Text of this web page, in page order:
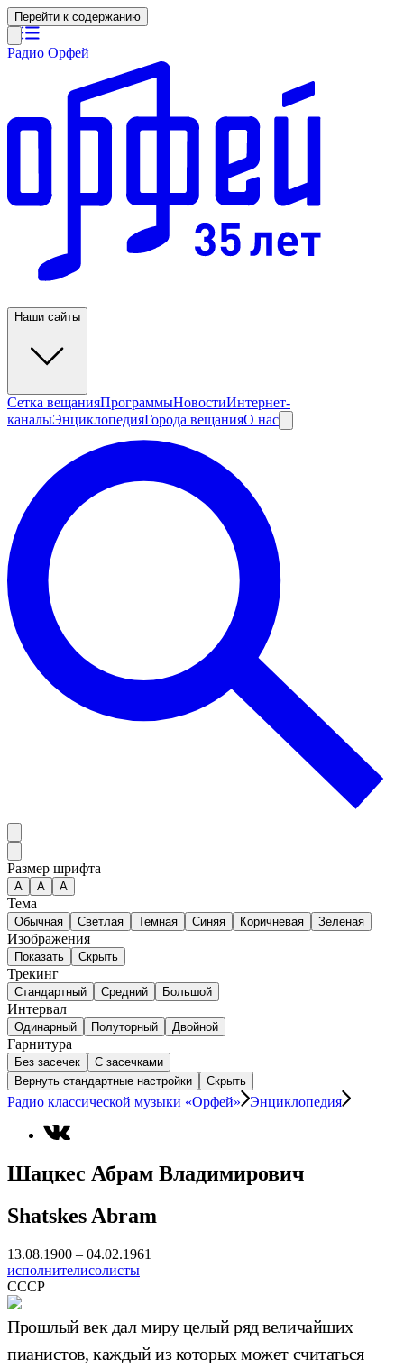
Перейти к содержанию
Радио Орфей
Наши сайты
Сетка вещанияПрограммыНовостиИнтернет-
каналыЭнциклопедияГорода вещанияО нас
Размер шрифта
А A A
Тема
Обычная Светлая Темная Синяя Коричневая Зеленая
Изображения
Показать Скрыть
Трекинг
Стандартный Средний Большой
Интервал
Одинарный Полуторный Двойной
Гарнитура
Без засечек
С засечками
Вернуть стандартные настройки
Скрыть
Радио классической музыки «Орфей» Энциклопедия
Шацкес Абрам Владимирович
Shatskes Abram
13.08.1900 – 04.02.1961
исполнителисолисты
СССР
Прошлый век дал миру целый ряд величайших
пианистов, каждый из которых может считаться